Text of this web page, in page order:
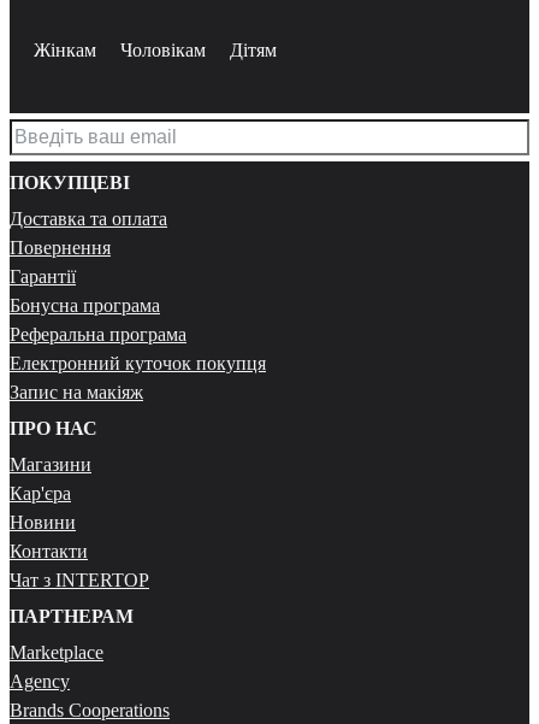
Жінкам Чоловікам Дітям
ПОКУПЦЕВІ
Доставка та оплата
Повернення
Гарантії
Бонусна програма
Реферальна програма
Електронний куточок покупця
Запис на макіяж
ПРО НАС
Магазини
Кар'єра
Новини
Контакти
Чат з INTERTOP
ПАРТНЕРАМ
Marketplace
Agency
Brands Cooperations